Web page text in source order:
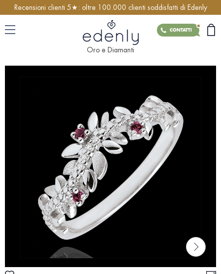
Recensioni clienti 5★: oltre 100.000 clienti soddisfatti di Edenly
CONTATTI
Oro e Diamanti